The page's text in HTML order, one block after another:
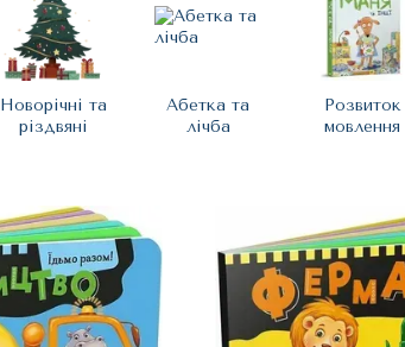
Новорічні та
різдвяні
Абетка та
лічба
Розвиток
мовлення